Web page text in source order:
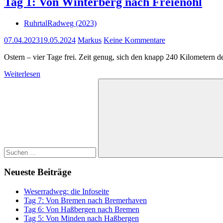
RuhrtalRadweg (2023)
07.04.202319.05.2024 Markus Keine Kommentare
Ostern – vier Tage frei. Zeit genug, sich den knapp 240
Weiterlesen
Suchen
Neueste Beiträge
Weserradweg: die Infoseite
Tag 7: Von Bremen nach Bremerhaven
Tag 6: Von Haßbergen nach Bremen
Tag 5: Von Minden nach Haßbergen